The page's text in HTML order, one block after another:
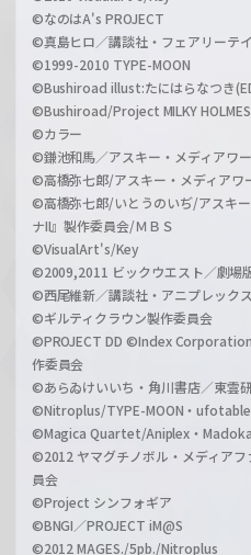
©なのはA's PROJECT
©真島ヒロ／講談社・フェアリーテ
©1999-2010 TYPE-MOON
©Bushiroad illust:たにはらなつき
©Bushiroad/Project MILKY HOLMES
©カラー
©鎌池和馬／アスキー・メディアワ
©高橋弥七郎/アスキー・メディアワ
©高橋弥七郎/いとうのいぢ/アスキ
ナII』製作委員会/ＭＢＳ
©VisualArt's/Key
©2009,2011 ビックウエスト／劇場
©西尾維新／講談社・アニプレック
©ギルティクラウン製作委員会
©PROJECT DD ©Index
作委員会
©あらゐけいいち・角川書店／東雲
©Nitroplus/TYPE-MOON・ufotable
©Magica Quartet/Aniplex・
©2012 ヤマグチノボル・メディア
員会
©Project シンフォギア
©BNGI／PROJECT iM@S
©2012 MAGES./5pb./Nitroplus